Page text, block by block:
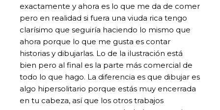
exactamente y ahora es lo que me da de comer
pero en realidad si fuera una viuda rica tengo
clarísimo que seguiría haciendo lo mismo que
ahora porque lo que me gusta es contar
historias y dibujarlas. Lo de la ilustración está
bien pero al final es la parte más comercial de
todo lo que hago. La diferencia es que dibujar es
algo hipersolitario porque estás muy encerrada
en tu cabeza, así que los otros trabajos